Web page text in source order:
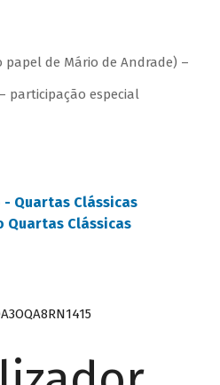
papel de Mário de Andrade) –
participação especial
- Quartas Clássicas
Quartas Clássicas